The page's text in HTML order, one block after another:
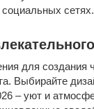
социальных
для создания
Выбирайте
– уют и